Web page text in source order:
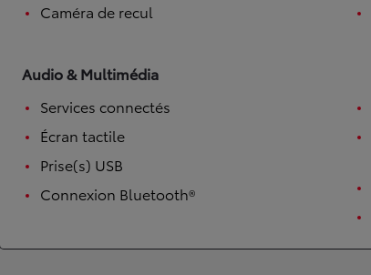
Caméra de recul
Audio & Multimédia
Services connectés
Écran tactile
Prise(s) USB
Connexion Bluetooth®